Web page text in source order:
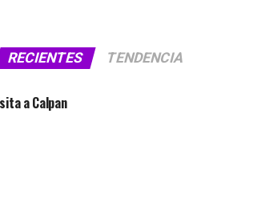
RECIENTES TENDENCIA
a Calpan